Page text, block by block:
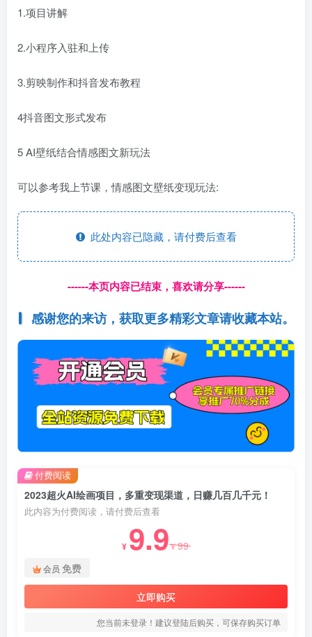
1.项目讲解
2.小程序入驻和上传
3.剪映制作和抖音发布教程
4抖音图文形式发布
5 AI壁纸结合情感图文新玩法
可以参考我上节课，情感图文壁纸变现玩法:
此处内容已隐藏，请付费后查看
------本页内容已结束，喜欢请分享------
感谢您的来访，获取更多精彩文章请收藏本站。
2023超火AI绘画项目，多重变现渠道，日赚几百几千元！
此内容为付费阅读，请付费后查看
¥ 9.9¥99
会员 免费
立即购买
您当前未登录！建议登陆后购买，可保存购买订单
付费阅读